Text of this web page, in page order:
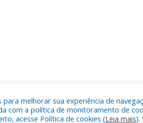
para melhorar sua experiência de
com a política de monitoramento de
acesse Política de cookies (Leia mais).